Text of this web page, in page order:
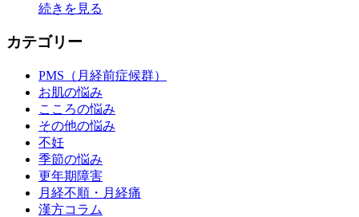
続きを見る
カテゴリー
PMS（月経前症候群）
お肌の悩み
こころの悩み
その他の悩み
不妊
季節の悩み
更年期障害
月経不順・月経痛
漢方コラム